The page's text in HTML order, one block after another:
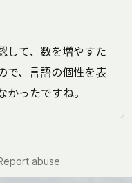
して、数を増やすた
で、言語の個性を表
ったですね。
abuse